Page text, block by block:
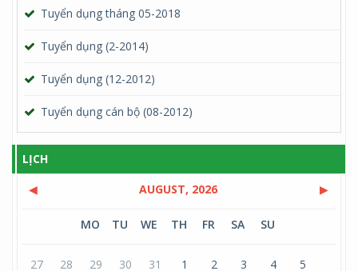
Tuyển dụng tháng 05-2018
Tuyển dụng (2-2014)
Tuyển dụng (12-2012)
Tuyển dụng cán bộ (08-2012)
LỊCH
◀
AUGUST, 2026 ▶
MO TU WE TH FR SA SU
27 28 29 30 31 1 2 3 4
5